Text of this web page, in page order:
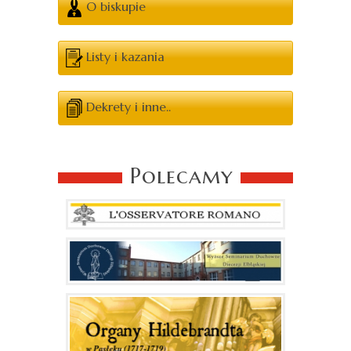
O biskupie
Listy i kazania
Dekrety i inne..
Polecamy